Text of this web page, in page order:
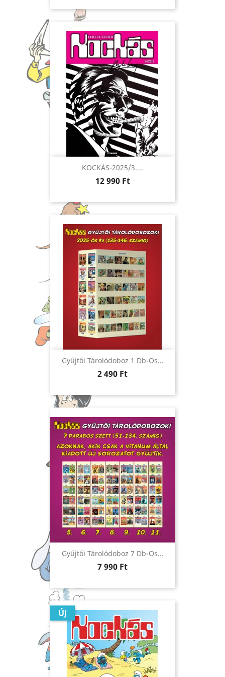
KOCKÁS-2025/3....
Ár
12 990 Ft
Gyűjtői Tárolódoboz 1 Db-Os...
Ár
2 490 Ft
Gyűjtői Tárolódoboz 7 Db-Os...
Ár
7 990 Ft
ÚJ